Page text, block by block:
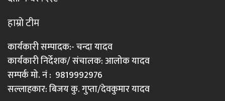
हाम्रो टीम
कार्यकारी सम्पादक:- चन्दा यादव
कार्यकारी निर्देशक/ संचालक: आलोक यादव
सम्पर्क मो. नं : 9819992976
सल्लाहकार: बिजय कु. गुप्ता/देवकुमार यादव